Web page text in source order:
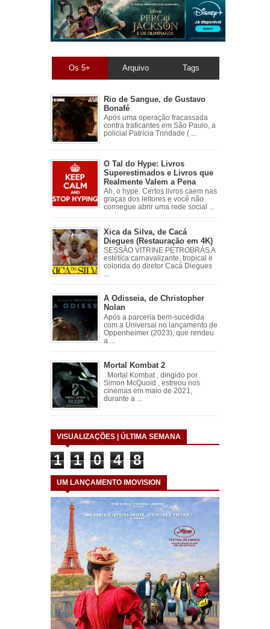
Os 5+ Arquivo Tags
Rio de Sangue, de Gustavo
Bonafé
Após uma operação fracassada
contra traficantes em São Paulo, a
policial Patrícia Trindade ( ...
O Tal do Hype: Livros
Superestimados e Livros que
Realmente Valem a Pena
Ah, o hype. Certos livros caem nas
graças dos leitores e você não
consegue abrir uma rede social ...
Xica da Silva, de Cacá
Diegues (Restauração em 4K)
SESSÃO VITRINE PETROBRÁS A
estética carnavalizante, tropical e
colorida do diretor Cacá Diegues
A Odisseia, de Christopher
Nolan
Após a parceria bem-sucedida
com a Universal no lançamento de
Oppenheimer (2023), que rendeu
a ...
Mortal Kombat 2
Mortal Kombat , dirigido por
Simon McQuoid , estreou nos
cinemas em maio de 2021,
durante a ...
VISUALIZAÇÕES | ÚLTIMA SEMANA
1 1 0 4 8
UM LANÇAMENTO IMOVISION